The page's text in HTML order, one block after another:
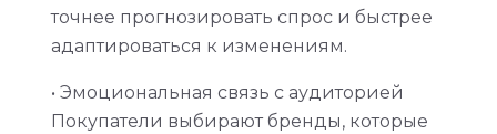
точнее прогнозировать спрос и быстрее
адаптироваться к изменениям.
• Эмоциональная связь с аудиторией
Покупатели выбирают бренды, которые